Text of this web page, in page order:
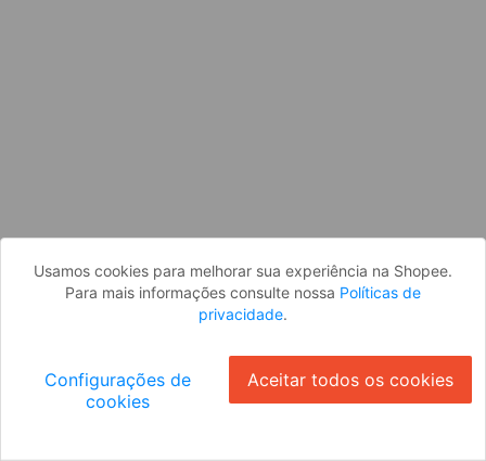
Usamos cookies para melhorar sua experiência na Shopee.
Para mais informações consulte nossa Políticas de
privacidade.
Configurações de
cookies
Aceitar todos os cookies